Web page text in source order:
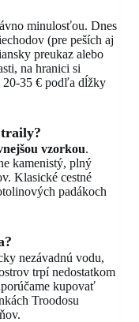
minulosťou. Dnes
(pre peších aj
preukaz alebo
na hranici si
20-35 € podľa dĺžky
vzorkou.
kamenistý, plný
Klasické cestné
padákoch
nezávadnú vodu,
trpí nedostatkom
kupovať
Troodosu